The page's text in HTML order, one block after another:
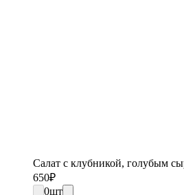
Салат с клубникой, голубым
650₽
0шт